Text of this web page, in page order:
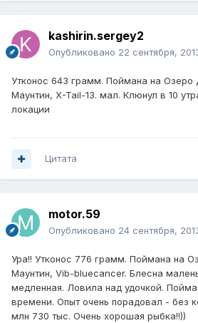
kashirin.sergey2
Опубликовано 22 сентября,
Утконос 643 грамм. Поймана на
Маунтин, X-Tail-13. мал. Клюнул в 10
локации
Цитата
motor.59
Опубликовано 24 сентября,
Ура!! Утконос 776 грамм. Поймана на
Маунтин, Vib-bluecancer. Блесна
медленная. Ловила над удочкой.
времени. Опыт очень порадовал - без
млн 730 тыс. Очень хорошая рыбка!!))